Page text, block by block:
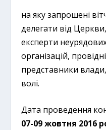
на яку запрошені
делегати від Церкви,
експерти
організацій,
представники
волі.
Дата проведення
07-09 жовтня 2016